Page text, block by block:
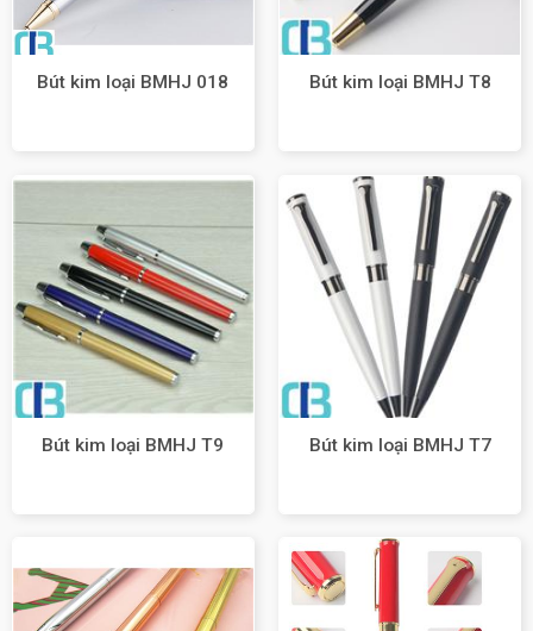
Bút kim loại BMHJ 018 Bút kim loại BMHJ T8
Bút kim loại BMHJ T9 Bút kim loại BMHJ T7